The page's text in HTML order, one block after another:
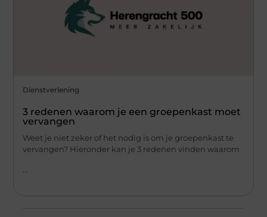
Dienstverlening
3 redenen waarom je een groepenkast moet
vervangen
Weet je niet zeker of het nodig is om je groepenkast te
vervangen? Hieronder kan je 3 redenen vinden waarom